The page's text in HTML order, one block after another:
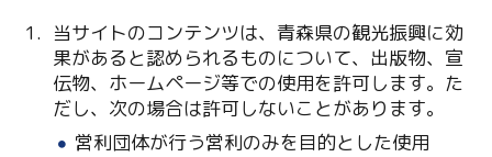
当サイトのコンテンツは、青森県の観光振興に効
果があると認められるものについて、出版物、宣
伝物、ホームページ等での使用を許可します。た
だし、次の場合は許可しないことがあります。
営利団体が行う営利のみを目的とした使用